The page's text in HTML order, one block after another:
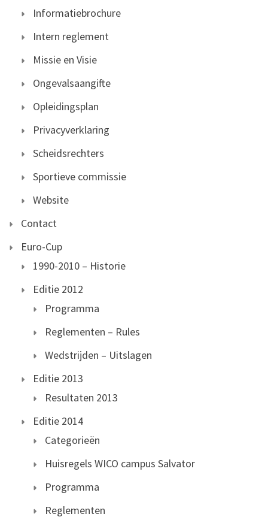
Informatiebrochure
Intern reglement
Missie en Visie
Ongevalsaangifte
Opleidingsplan
Privacyverklaring
Scheidsrechters
Sportieve commissie
Website
Contact
Euro-Cup
1990-2010 – Historie
Editie 2012
Programma
Reglementen – Rules
Wedstrijden – Uitslagen
Editie 2013
Resultaten 2013
Editie 2014
Categorieën
Huisregels WICO campus Salvator
Programma
Reglementen